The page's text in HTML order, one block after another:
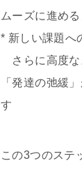
ムーズに進め
* 新しい課題へ
さらに高度な
「発達の弛緩
す
この3つのステ